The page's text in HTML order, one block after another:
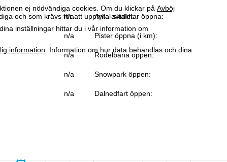
ej nödvändiga cookies. Om du klickar på Avböj
och som krävs för att uppfylla avtalet.
inställningar hittar du i vår information om
information . Information om hur data behandlas och dina
n/a Antal skidliftar öppna:
n/a Pister öppna (i km):
n/a Rodelbana öppen:
n/a Snowpark öppen:
n/a Dalnedfart öppen: